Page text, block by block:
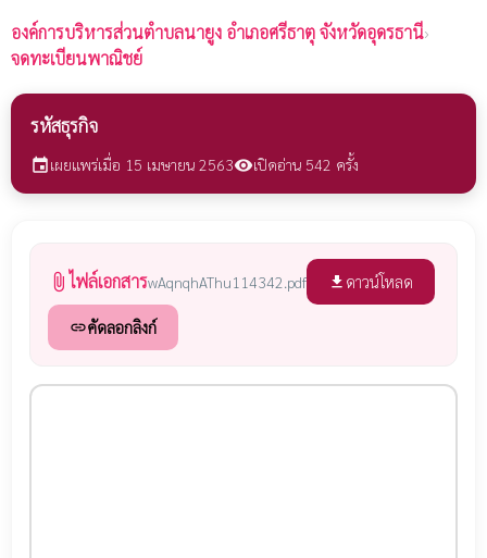
องค์การบริหารส่วนตำบลนายูง อำเภอศรีธาตุ จังหวัดอุดรธานี›
จดทะเบียนพาณิชย์
รหัสธุรกิจ
eventเผยแพร่เมื่อ 15 เมษายน 2563visibilityเปิดอ่าน 542 ครั้ง
attach_file ไฟล์เอกสารwAqnqhAThu114342.pdf file_download ดาวน์โหลด
linkคัดลอกลิงก์